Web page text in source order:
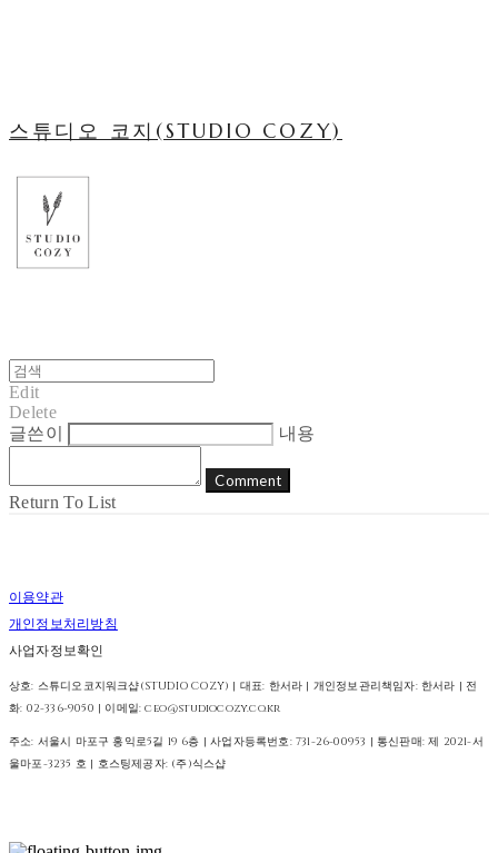
스튜디오 코지(STUDIO COZY)
Edit
Delete
글쓴이
내용
Comment
Return To List
이용약관
개인정보처리방침
사업자정보확인
상호: 스튜디오코지워크샵(STUDIO COZY) | 대표: 한서라 | 개인정보관리책임자: 한서라 | 전
화: 02-336-9050 | 이메일: ceo@studiocozy.co.kr
주소: 서울시 마포구 홍익로5길 19 6층 | 사업자등록번호: 731-26-00953 | 통신판매:제 2021-서
울마포-3235 호 | 호스팅제공자: (주)식스샵